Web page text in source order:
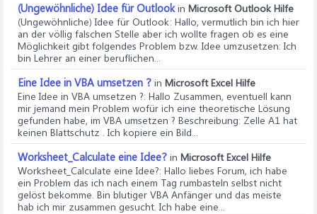
(Ungewöhnliche) Idee für Outlookin Microsoft Outlook Hilfe
(Ungewöhnliche) Idee für Outlook: Hallo, vermutlich bin ich hier
an der völlig falschen Stelle aber ich wollte fragen ob es eine
Möglichkeit gibt folgendes Problem bzw. Idee umzusetzen: Ich
bin Lehrer an einer beruflichen...
Eine Idee in VBA umsetzen ? in Microsoft Excel Hilfe
Eine Idee in VBA umsetzen ?: Hallo Zusammen, eventuell kann
mir jemand mein Problem wofür ich eine theoretische Lösung
gefunden habe, im VBA umsetzen ? Beschreibung: Zelle A1 hat
keinen Blattschutz . Ich kopiere ein Bild...
Worksheet_Calculate eine Idee? in Microsoft Excel Hilfe
Worksheet_Calculate eine Idee?: Hallo liebes Forum, ich habe
ein Problem das ich nach einem Tag rumbasteln selbst nicht
gelöst bekomme. Bin blutiger VBA Anfänger und das meiste
hab ich mir zusammen gesucht. Ich habe eine...